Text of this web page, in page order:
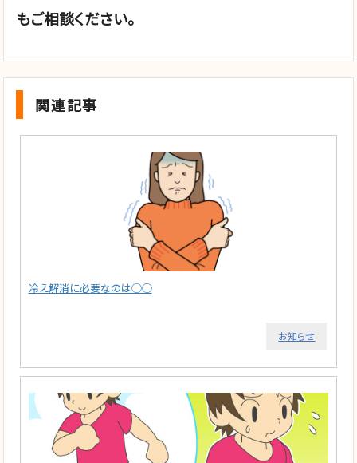
もご相談ください。
関連記事
冷え解消に必要なのは◯◯
お知らせ